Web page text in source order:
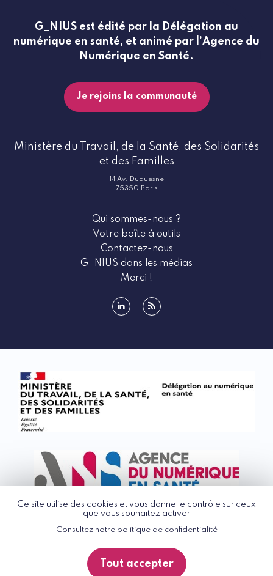
Ce site utilise des cookies et vous donne le contrôle sur ceux
que vous souhaitez activer
Consultez notre politique de confidentialité
Tout accepter
G_NIUS est édité par la Délégation au
numérique en santé, et animé par l’Agence du
Numérique en Santé.
Je rejoins la communauté
Ministère du Travail, de la Santé, des Solidarités
et des Familles
14 Av. Duquesne
75350 Paris
Qui sommes-nous ?
Votre boîte à outils
Contactez-nous
G_NIUS dans les médias
Merci !
© G_NIUS 2026
Politique de confidentialité